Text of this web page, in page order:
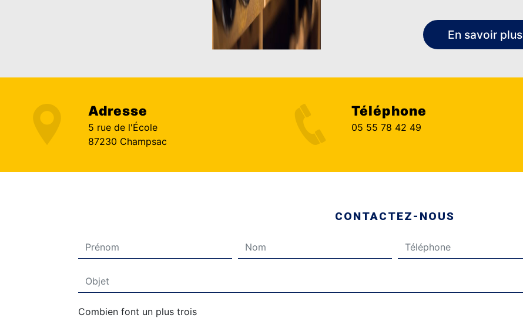
En savoir plus
Adresse
5 rue de l'École
87230 Champsac
Téléphone
05 55 78 42 49
CONTACTEZ-NOUS
Combien font un plus trois